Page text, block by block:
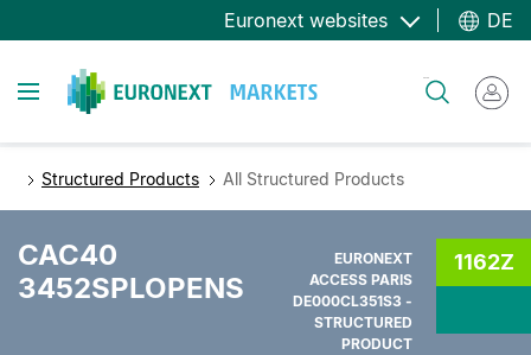
zum
Euronext websites DE
Toggle navigation
Structured Products All Structured Products
CAC40
3452SPLOPENS
EURONEXT
ACCESS PARIS
DE000CL351S3 -
STRUCTURED
PRODUCT
1162Z